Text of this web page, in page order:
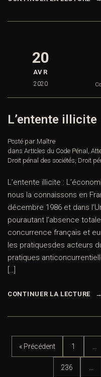
20
AVR
2020
L’entente illicite
Posté par Maître
dans Articles du Code Pénal ,
Droit pénal des sociétés, Droit
L’entente illicite :
nous la connaissons en
décembre 1986 et dans
pourautant l’absence
concurrence français et
les pratiquesdes acteurs
pratiques
[…]
CONTINUER LA LECTURE
« Précédent 1
236